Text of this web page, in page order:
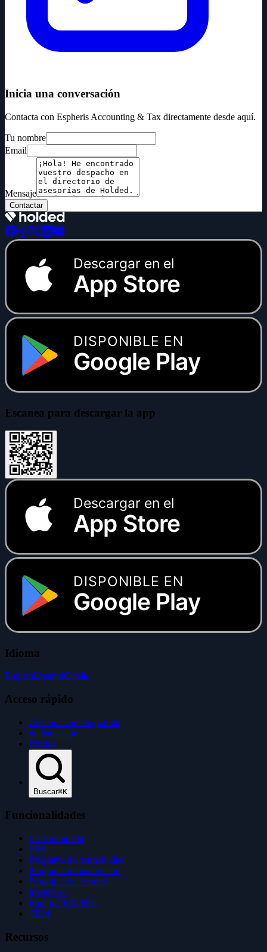
Inicia una conversación
Contacta con Espheris Accounting & Tax directamente desde aquí.
Tu nombre
Email
Mensaje
Contactar
Descargar en el
App Store
DISPONIBLE EN
Google Play
Escanea para descargar la app
Descargar en el
App Store
DISPONIBLE EN
Google Play
Idioma
EnglishEspañolCatalà
Acceso rápido
Crea una cuenta gratuita
Iniciar sesión
Precios
Buscar⌘K
Funcionalidades
Lista completa
ERP
Programa de contabilidad
Programa de facturación
Programa de tesorería
Inventario
Equipo / RR. HH.
CRM
Recursos